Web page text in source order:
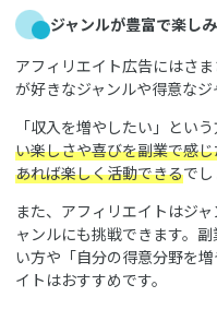
ジャンルが豊富で楽し
アフィリエイト広告にはさ
が好きなジャンルや得意なジ
「収入を増やしたい」という
い楽しさや喜びを副業で感
あれば楽しく活動できるでし
また、アフィリエイトはジ
ャンルにも挑戦できます。
い方や「自分の得意分野を
イトはおすすめです。